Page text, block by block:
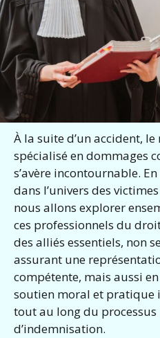
À la suite d’un accident, le
spécialisé en dommages
s’avère incontournable.
dans l’univers des
nous allons explorer
ces professionnels du
des alliés essentiels, non
assurant une
compétente, mais aussi
soutien moral et pratique
tout au long du processus
d’indemnisation.